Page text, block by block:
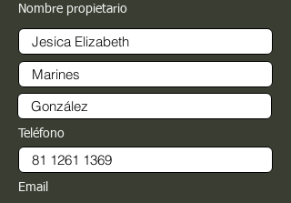
Nombre propietario
Teléfono
Email